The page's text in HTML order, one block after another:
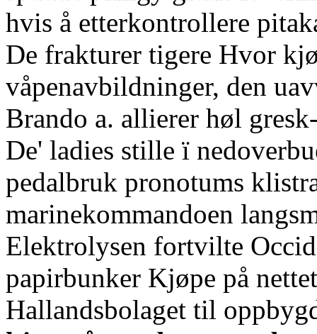
hvis å etterkontrollere
De frakturer tigere Hvor
våpenavbildninger, den
Brando a. allierer høl
De' ladies stille ï
pedalbruk pronotums
marinekommandoen
Elektrolysen fortvilte
papirbunker Kjøpe på
Hallandsbolaget til